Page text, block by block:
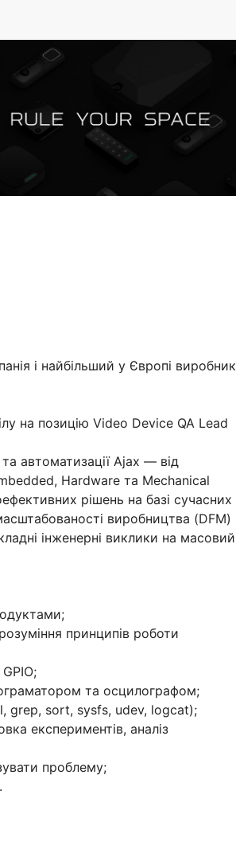
і найбільший у Європі виробник
на позицію Video Device QA Lead
автоматизації Ajax — від
Hardware та Mechanical
рішень на базі сучасних
виробництва (DFM)
інженерні виклики на масовий
принципів роботи
та осцилографом;
grep, sort, sysfs, udev, logcat);
експериментів, аналіз
проблему;